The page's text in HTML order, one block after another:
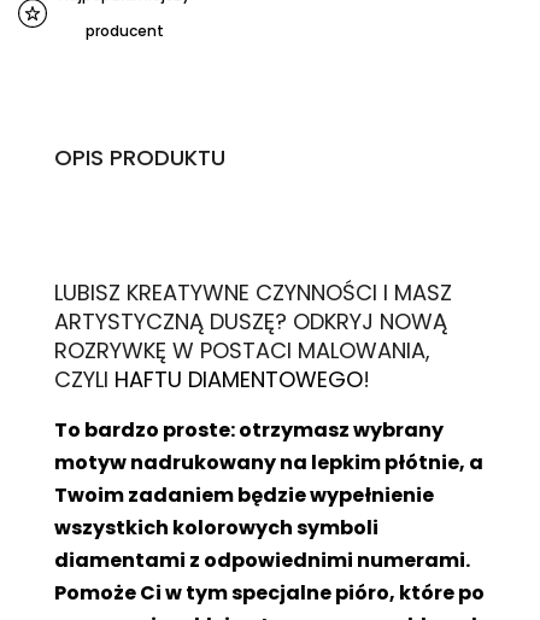
producent
OPIS PRODUKTU
LUBISZ KREATYWNE CZYNNOŚCI I MASZ
ARTYSTYCZNĄ DUSZĘ? ODKRYJ NOWĄ
ROZRYWKĘ W POSTACI MALOWANIA,
CZYLI HAFTU DIAMENTOWEGO!
To bardzo proste: otrzymasz wybrany
motyw nadrukowany na lepkim płótnie, a
Twoim zadaniem będzie wypełnienie
wszystkich kolorowych symboli
diamentami z odpowiednimi numerami.
Pomoże Ci w tym specjalne pióro, które po